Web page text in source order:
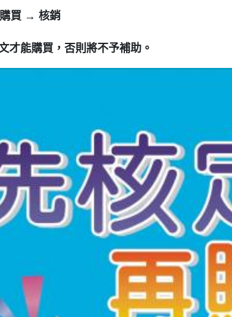
買 → 核銷
才能購買，否則將不予補助。